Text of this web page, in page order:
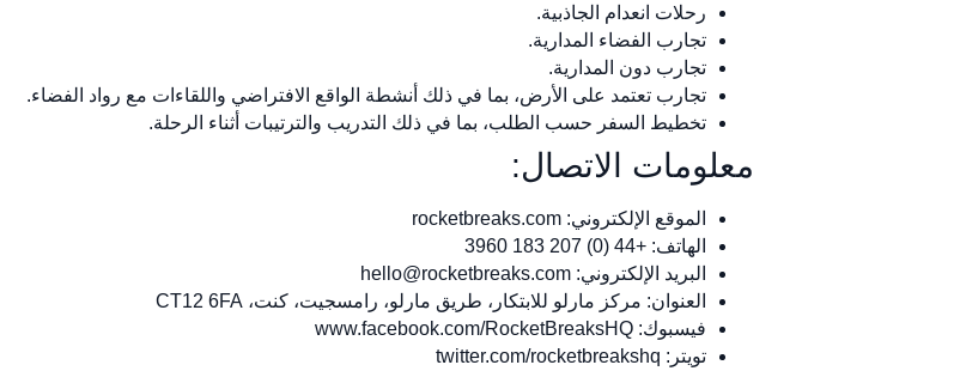
رحلات انعدام الجاذبية.
تجارب الفضاء المدارية.
تجارب دون المدارية.
تجارب تعتمد على الأرض، بما في ذلك أنشطة الواقع الافتراضي واللقاءات مع رواد الفضاء.
تخطيط السفر حسب الطلب، بما في ذلك التدريب والترتيبات أثناء الرحلة.
معلومات الاتصال:
الموقع الإلكتروني: rocketbreaks.com
الهاتف: +44 (0) 207 183 3960
البريد الإلكتروني: hello@rocketbreaks.com
العنوان: مركز مارلو للابتكار، طريق مارلو، رامسجيت، كنت، CT12 6FA
فيسبوك: www.facebook.com/RocketBreaksHQ
تويتر: twitter.com/rocketbreakshq